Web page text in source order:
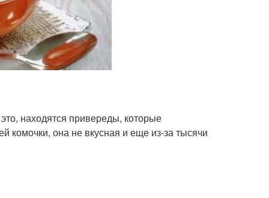
находятся привереды, которые
комочки, она не вкусная и еще из-за тысячи